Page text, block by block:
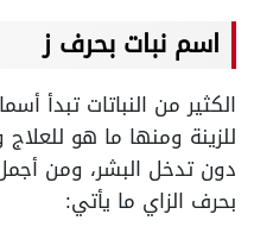
اسم نبات بحرف ز
الكثير من النباتات تبدأ
للزينة ومنها ما هو
دون تدخل البشر، ومن أجمل
بحرف الزاي ما يأتي: